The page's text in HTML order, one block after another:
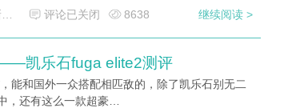
评论已关闭 8638 继续阅读 >
凯乐石fuga elite2测评
能和国外一众搭配相匹敌的，除了凯乐石别无二
，还有这么一款超豪…